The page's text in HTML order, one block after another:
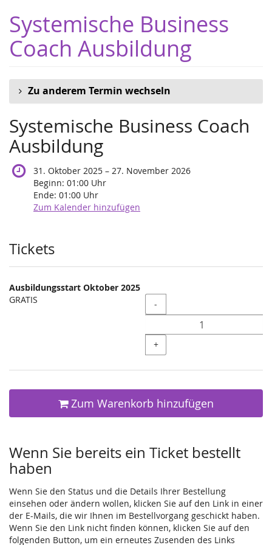
Haupt-
Inhalt
springen
Systemische Business
Coach Ausbildung
Zu anderem Termin wechseln
Systemische Business Coach
Ausbildung
31. Oktober 2025 –bis
27. November 2026
Beginn: 01:00 Uhr
Ende: 01:00 Uhr
Zum Kalender hinzufügen
Produkte
Tickets
Ausbildungsstart Oktober 2025
GRATIS
Menge
-
+
Zum Warenkorb hinzufügen
Wenn Sie bereits ein Ticket bestellt
haben
Wenn Sie den Status und die Details Ihrer Bestellung
einsehen oder ändern wollen, klicken Sie auf den Link in einer
der E-Mails, die wir Ihnen im Bestellvorgang geschickt haben.
Wenn Sie den Link nicht finden können, klicken Sie auf den
folgenden Button, um ein erneutes Zusenden des Links